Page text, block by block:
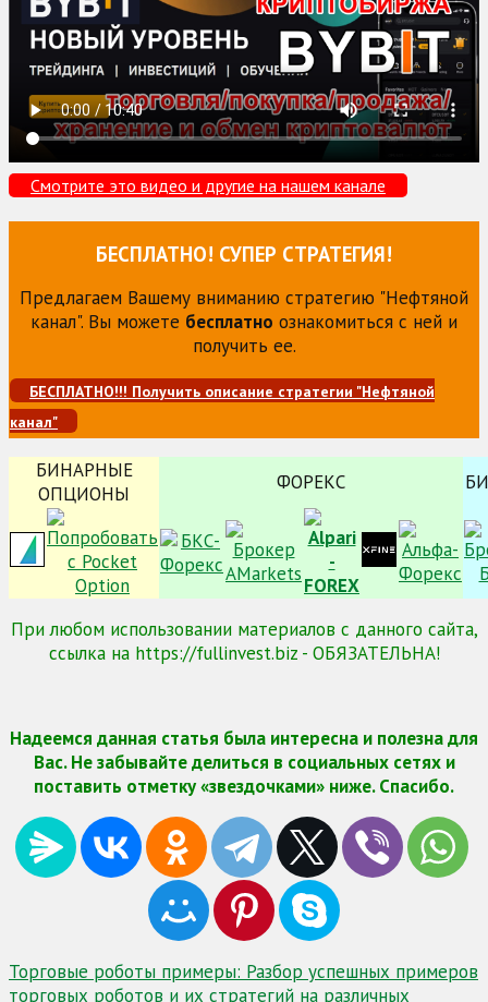
Смотрите это видео и другие на нашем канале
БЕСПЛАТНО! СУПЕР СТРАТЕГИЯ!
Предлагаем Вашему вниманию стратегию "Нефтяной
канал". Вы можете бесплатно ознакомиться с ней и
получить ее.
БЕСПЛАТНО!!! Получить описание стратегии "Нефтяной
канал"
БИНАРНЫЕ
ОПЦИОНЫ
ФОРЕКС
При любом использовании материалов с данного сайта,
ссылка на https://fullinvest.biz - ОБЯЗАТЕЛЬНА!
Надеемся данная статья была интересна и полезна для
Вас. Не забывайте делиться в социальных сетях и
поставить отметку «звездочками» ниже. Спасибо.
Навигация
Торговые роботы примеры: Разбор успешных примеров
торговых роботов и их стратегий на различных